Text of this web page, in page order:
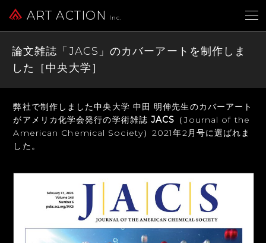
ART ACTION Inc.
論文雑誌「JACS」のカバーアートを制作しま
した［中央大学］
弊社で制作しました中央大学 中田 明伸先生のカバーアート
がアメリカ化学会発行の学術雑誌JACS （Journal of the
American Chemical Society）2021年2月号に選ばれま
した。